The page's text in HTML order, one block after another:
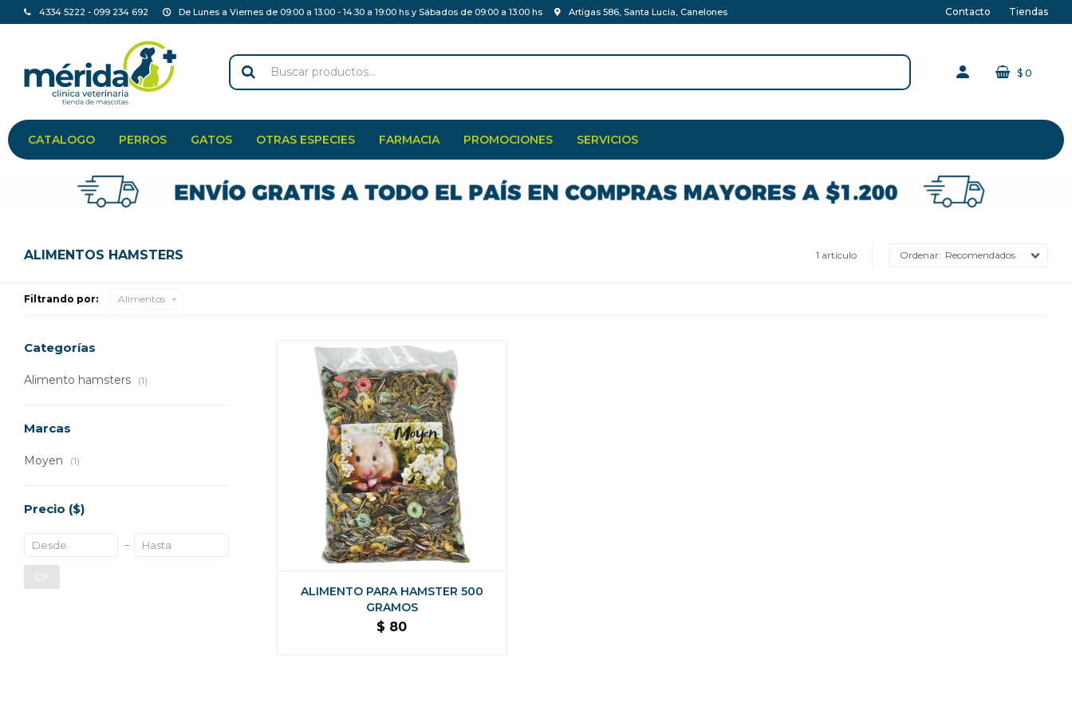
CATALOGO PERROS GATOS OTRAS ESPECIES FARMACIA PROMOCIONES SERVICIOS
$ 0
4334 5222 - 099 234 692 De Lunes a Viernes de 09:00 a 13:00 - 14:30 a 19:00 hs y Sábados de 09:00 a 13:00 hs Artigas 586, Santa Lucia, Canelones Contacto Tiendas
ALIMENTOS HAMSTERS 1 artículo Recomendados
Filtrando por: Alimentos
ALIMENTO PARA HAMSTER 500
GRAMOS
$ 80
Categorías
Alimento hamsters (1)
Marcas
Moyen (1)
Precio ($)
OK